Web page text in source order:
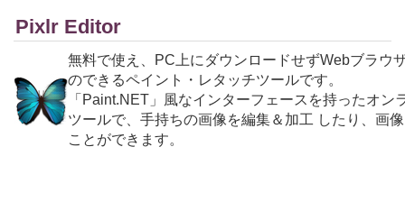
Pixlr Editor
無料で使え、PC上にダウンロードせずWebブラウ
のできるペイント・レタッチツールです。
「Paint.NET」風なインターフェースを持ったオン
ツールで、手持ちの画像を編集＆加工 したり、画
ことができます。